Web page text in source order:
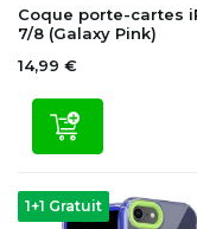
Coque porte-cartes
7/8 (Galaxy Pink)
14,99 €
1+1 Gratuit